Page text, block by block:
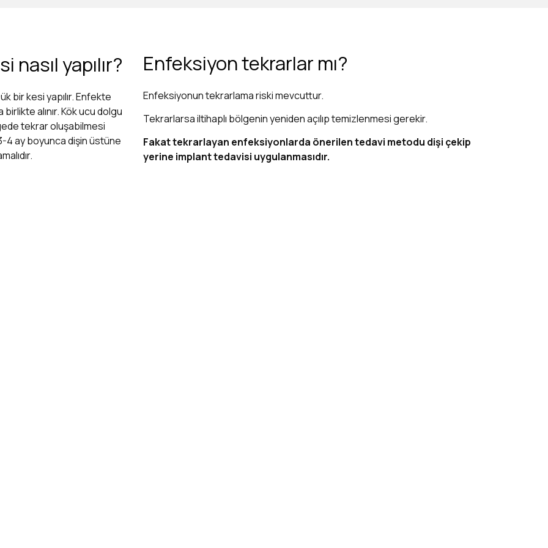
yapılır?
bir kesi yapılır. Enfekte
alınır. Kök ucu dolgu
tekrar oluşabilmesi
4 ay boyunca dişin üstüne
Enfeksiyon tekrarlar mı?
Enfeksiyonun tekrarlama riski mevcuttur.
Tekrarlarsa iltihaplı bölgenin yeniden açılıp temizlenmesi gerekir.
Fakat tekrarlayan enfeksiyonlarda önerilen tedavi metodu dişi çekip
yerine implant tedavisi uygulanmasıdır.